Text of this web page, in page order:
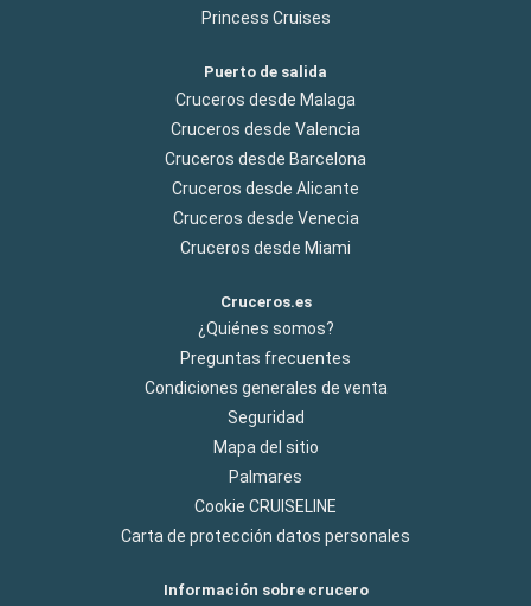
Princess Cruises
Puerto de salida
Cruceros desde Malaga
Cruceros desde Valencia
Cruceros desde Barcelona
Cruceros desde Alicante
Cruceros desde Venecia
Cruceros desde Miami
Cruceros.es
¿Quiénes somos?
Preguntas frecuentes
Condiciones generales de venta
Seguridad
Mapa del sitio
Palmares
Cookie CRUISELINE
Carta de protección datos personales
Información sobre crucero